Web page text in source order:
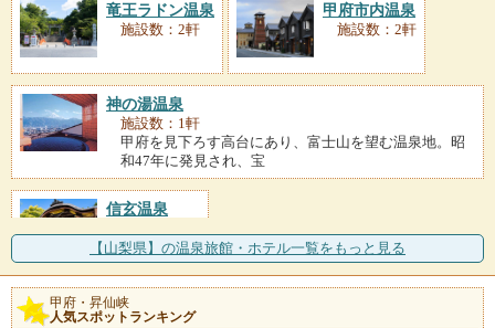
竜王ラドン温泉
施設数：2軒
甲府市内温泉
施設数：2軒
神の湯温泉
施設数：1軒
甲府を見下ろす高台にあり、富士山を望む温泉地。昭
和47年に発見され、宝
信玄温泉
【山梨県】の温泉旅館・ホテル一覧をもっと見る
甲府・昇仙峡
人気スポットランキング